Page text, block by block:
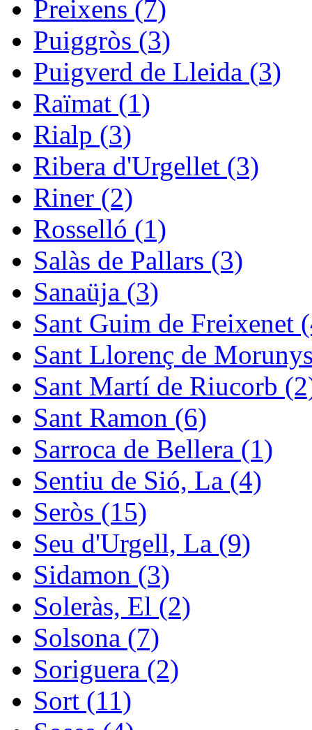
Preixens (7)
Puiggròs (3)
Puigverd de Lleida (3)
Raïmat (1)
Rialp (3)
Ribera d'Urgellet (3)
Riner (2)
Rosselló (1)
Salàs de Pallars (3)
Sanaüja (3)
Sant Guim de Freixenet
Sant Llorenç de
Sant Martí de Riucorb
Sant Ramon (6)
Sarroca de Bellera (1)
Sentiu de Sió, La (4)
Seròs (15)
Seu d'Urgell, La (9)
Sidamon (3)
Soleràs, El (2)
Solsona (7)
Soriguera (2)
Sort (11)